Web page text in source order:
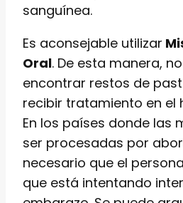
sanguínea.
Es aconsejable utilizar
Oral. De esta manera,
encontrar restos de
recibir tratamiento en el
En los países donde las
ser procesadas por
necesario que el
que está intentando